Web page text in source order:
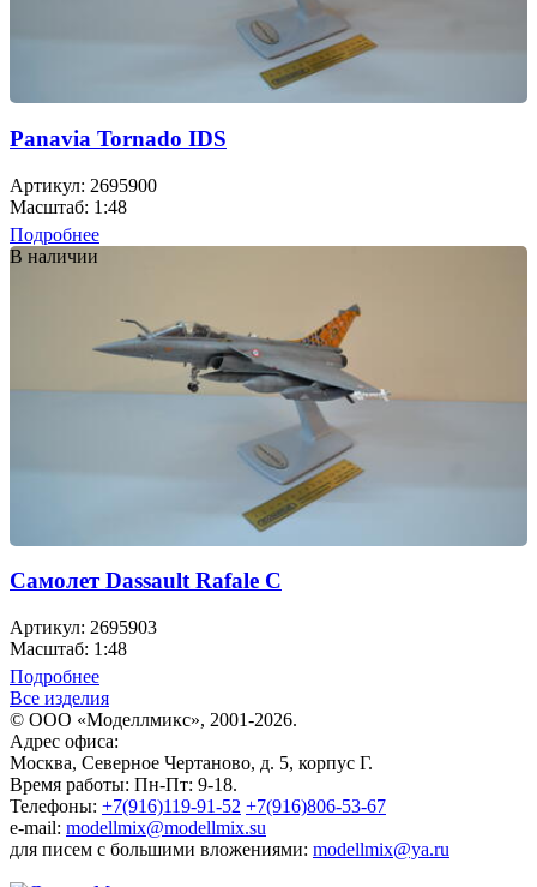
Panavia Tornado IDS
Артикул: 2695900
Масштаб: 1:48
Подробнее
В наличии
Самолет Dassault Rafale C
Артикул: 2695903
Масштаб: 1:48
Подробнее
Все изделия
© ООО «Моделлмикс», 2001-2026.
Адрес офиса:
Москва, Северное Чертаново, д. 5, корпус Г.
Время работы: Пн-Пт: 9-18.
Телефоны: +7(916)119-91-52 +7(916)806-53-67
e-mail: modellmix@modellmix.su
для писем с большими вложениями: modellmix@ya.ru